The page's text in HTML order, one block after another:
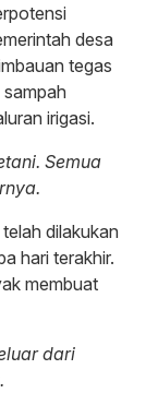
desa
tegas
irigasi.
Semua
dilakukan
hari terakhir.
membuat
dari